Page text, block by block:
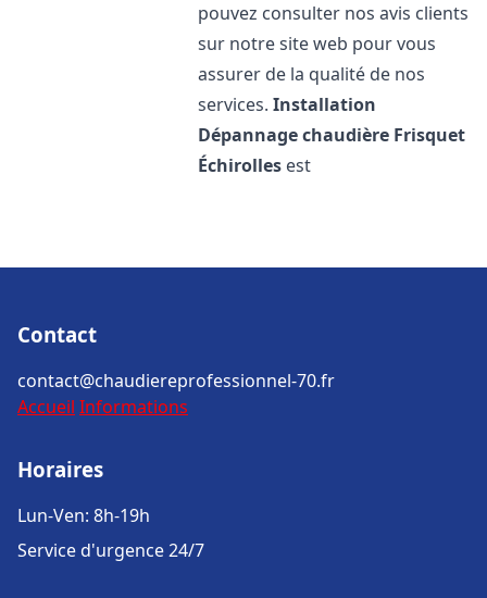
pouvez consulter nos avis clients
sur notre site web pour vous
assurer de la qualité de nos
services.Installation
Dépannage chaudière Frisquet
Échirolles est
Contact
contact@chaudiereprofessionnel-70.fr
Accueil Informations
Horaires
Lun-Ven: 8h-19h
Service d'urgence 24/7